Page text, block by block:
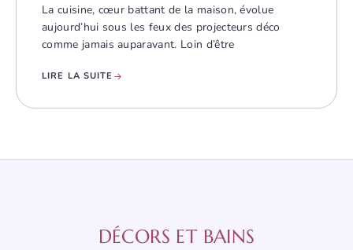
La cuisine, cœur battant de la maison, évolue
aujourd’hui sous les feux des projecteurs déco
comme jamais auparavant. Loin d’être
LIRE LA SUITE
DÉCORS ET BAINS